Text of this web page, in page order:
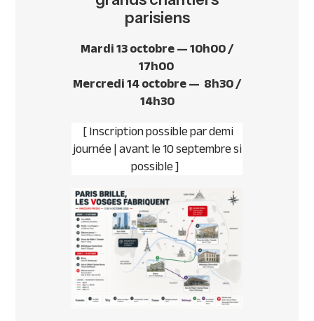
parisiens
Mardi 13 octobre — 10h00 /
17h00
Mercredi 14 octobre — 8h30 /
14h30
[ Inscription possible par demi
journée | avant le 10 septembre si
possible ]